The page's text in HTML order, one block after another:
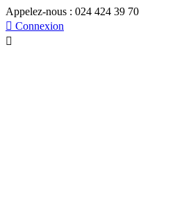
Appelez-nous : 024 424 39 70
 Connexion
